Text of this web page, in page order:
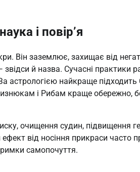
і повір’я
Він заземлює, захищає від
й назва. Сучасні практики
астрологією найкраще
і Рибам краще обережно,
очищення судин, підвищення
від носіння прикраси часто
самопочуття.